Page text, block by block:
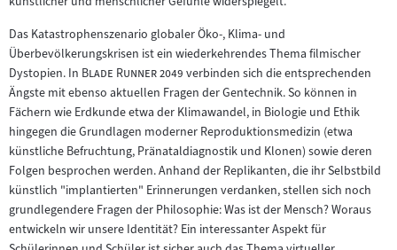
Das Katastrophenszenario globaler Öko-, Klima- und
Überbevölkerungskrisen ist ein wiederkehrendes Thema filmischer
Dystopien. In "Blade Runner 2049 "verbinden sich die entsprechenden
Ängste mit ebenso aktuellen Fragen der Gentechnik. So können in
Fächern wie Erdkunde etwa der Klimawandel, in Biologie und Ethik
hingegen die Grundlagen moderner Reproduktionsmedizin (etwa
künstliche Befruchtung, Pränataldiagnostik und Klonen) sowie deren
Folgen besprochen werden. Anhand der Replikanten, die ihr Selbstbild
künstlich "implantierten" Erinnerungen verdanken, stellen sich noch
grundlegendere Fragen der Philosophie: Was ist der Mensch? Woraus
entwickeln wir unsere Identität? Ein interessanter Aspekt für